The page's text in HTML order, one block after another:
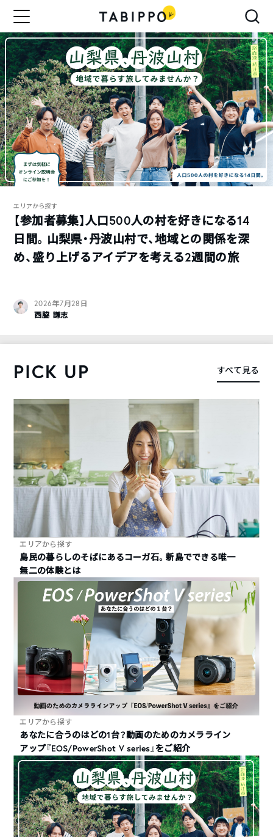
エリアから探す
【参加者募集】人口500人の村を好きになる14
日間。山梨県・丹波山村で、地域との関係を深
め、盛り上げるアイデアを考える2週間の旅
2026年7月28日
西脇 謙志
PICK UP すべて見る
エリアから探す
島民の暮らしのそばにあるコーガ石。新島でできる唯一
無二の体験とは
エリアから探す
あなたに合うのはどの1台？動画のためのカメラライン
アップ『EOS/PowerShot V series』をご紹介